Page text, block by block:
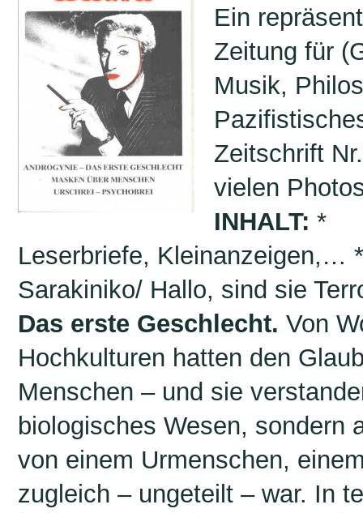
Ein
Zeitung für
Musik,
Zeitschrift
vielen
INHALT: *
Leserbriefe, Kleinanzeigen,…
Sarakiniko/ Hallo, sind sie
Das erste Geschlecht. Von
Hochkulturen hatten den
Menschen – und sie
biologisches Wesen, sondern
von einem Urmenschen,
zugleich – ungeteilt – war. In